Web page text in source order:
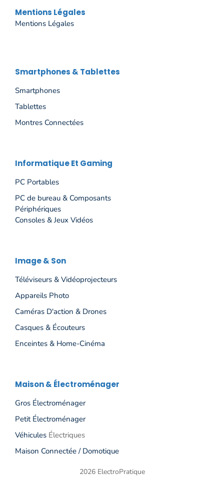
Mentions Légales
Mentions Légales
Smartphones & Tablettes
Smartphones
Tablettes
Montres Connectées
Informatique Et Gaming
PC Portables
PC de bureau & Composants
Périphériques
Consoles & Jeux Vidéos
Image & Son
Téléviseurs & Vidéoprojecteurs
Appareils Photo
Caméras D'action & Drones
Casques & Écouteurs
Enceintes & Home-Cinéma
Maison & Électroménager
Gros ÉlectroménageR
Petit Électroménager
Véhicules Électriques
Maison Connectée / Domotique
2026 ElectroPratique